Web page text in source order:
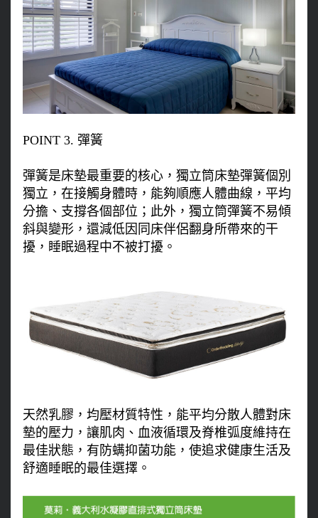
POINT 3. 彈簧
彈簧是床墊最重要的核心，獨立筒床墊彈簧個別
獨立，在接觸身體時，能夠順應人體曲線，平均
分擔、支撐各個部位；此外，獨立筒彈簧不易傾
斜與變形，還減低因同床伴侶翻身所帶來的干
擾，睡眠過程中不被打擾。
天然乳膠，均壓材質特性，能平均分散人體對床
墊的壓力，讓肌肉、血液循環及脊椎弧度維持在
最佳狀態，有防螨抑菌功能，使追求健康生活及
舒適睡眠的最佳選擇。